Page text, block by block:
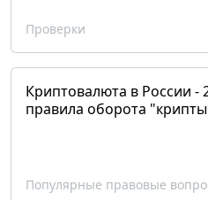
Проверки
Криптовалюта в России -
правила оборота
Популярные правовые